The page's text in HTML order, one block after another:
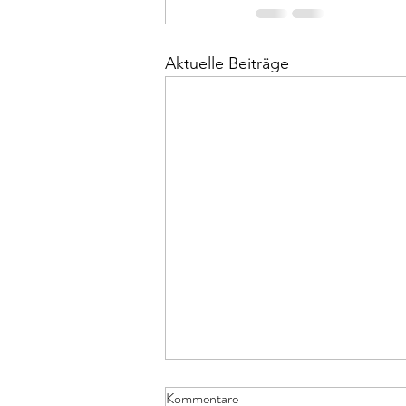
Aktuelle Beiträge
Kommentare